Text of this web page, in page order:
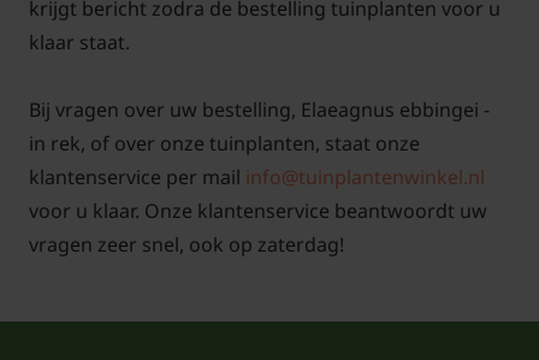
product, kan het zijn dat de aangegeven levertijd
overschreden wordt. Dit omdat het een
importproduct betreft. Mocht dit gebeuren, dan
laten we het u weten.
krijgt bericht zodra de bestelling tuinplanten voor u
klaar staat.
Bij vragen over uw bestelling, Elaeagnus ebbingei -
in rek, of over onze tuinplanten, staat onze
klantenservice per mail info@tuinplantenwinkel.nl
voor u klaar. Onze klantenservice beantwoordt uw
vragen zeer snel, ook op zaterdag!